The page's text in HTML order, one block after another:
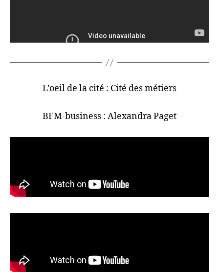
L’oeil de la cité : Cité des métiers
BFM-business : Alexandra Paget